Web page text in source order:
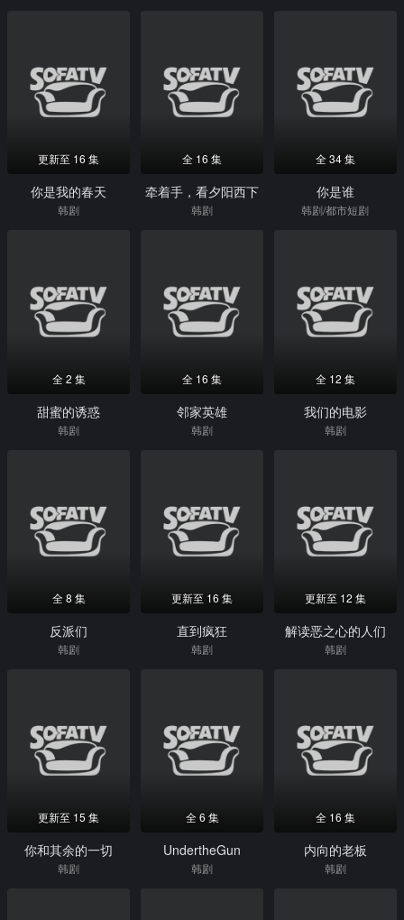
更新至 16 集
你是我的春天
韩剧
全 16 集
牵着手，看夕阳西下
韩剧
全 34 集
你是谁
韩剧/都市短剧
全 2 集
甜蜜的诱惑
韩剧
全 16 集
邻家英雄
韩剧
全 12 集
我们的电影
韩剧
全 8 集
反派们
韩剧
更新至 16 集
直到疯狂
韩剧
更新至 12 集
解读恶之心的人们
韩剧
更新至 15 集
你和其余的一切
韩剧
全 6 集
UndertheGun
韩剧
全 16 集
内向的老板
韩剧